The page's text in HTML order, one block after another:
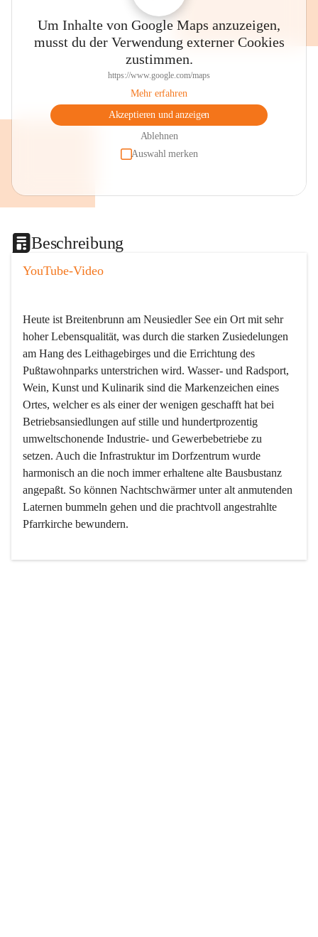
Um Inhalte von Google Maps anzuzeigen,
musst du der Verwendung externer Cookies
zustimmen.
https://www.google.com/maps
Mehr erfahren
Akzeptieren und anzeigen
Ablehnen
Auswahl merken
Beschreibung
YouTube-Video
Heute ist Breitenbrunn am Neusiedler See ein Ort mit sehr
hoher Lebensqualität, was durch die starken Zusiedelungen
am Hang des Leithagebirges und die Errichtung des
Pußtawohnparks unterstrichen wird. Wasser- und Radsport,
Wein, Kunst und Kulinarik sind die Markenzeichen eines
Ortes, welcher es als einer der wenigen geschafft hat bei
Betriebsansiedlungen auf stille und hundertprozentig
umweltschonende Industrie- und Gewerbebetriebe zu
setzen. Auch die Infrastruktur im Dorfzentrum wurde
harmonisch an die noch immer erhaltene alte Bausbustanz
angepaßt. So können Nachtschwärmer unter alt anmutenden
Laternen bummeln gehen und die prachtvoll angestrahlte
Pfarrkirche bewundern.
Der Weinbau dominert heute nicht mehr, ist aber integrativer